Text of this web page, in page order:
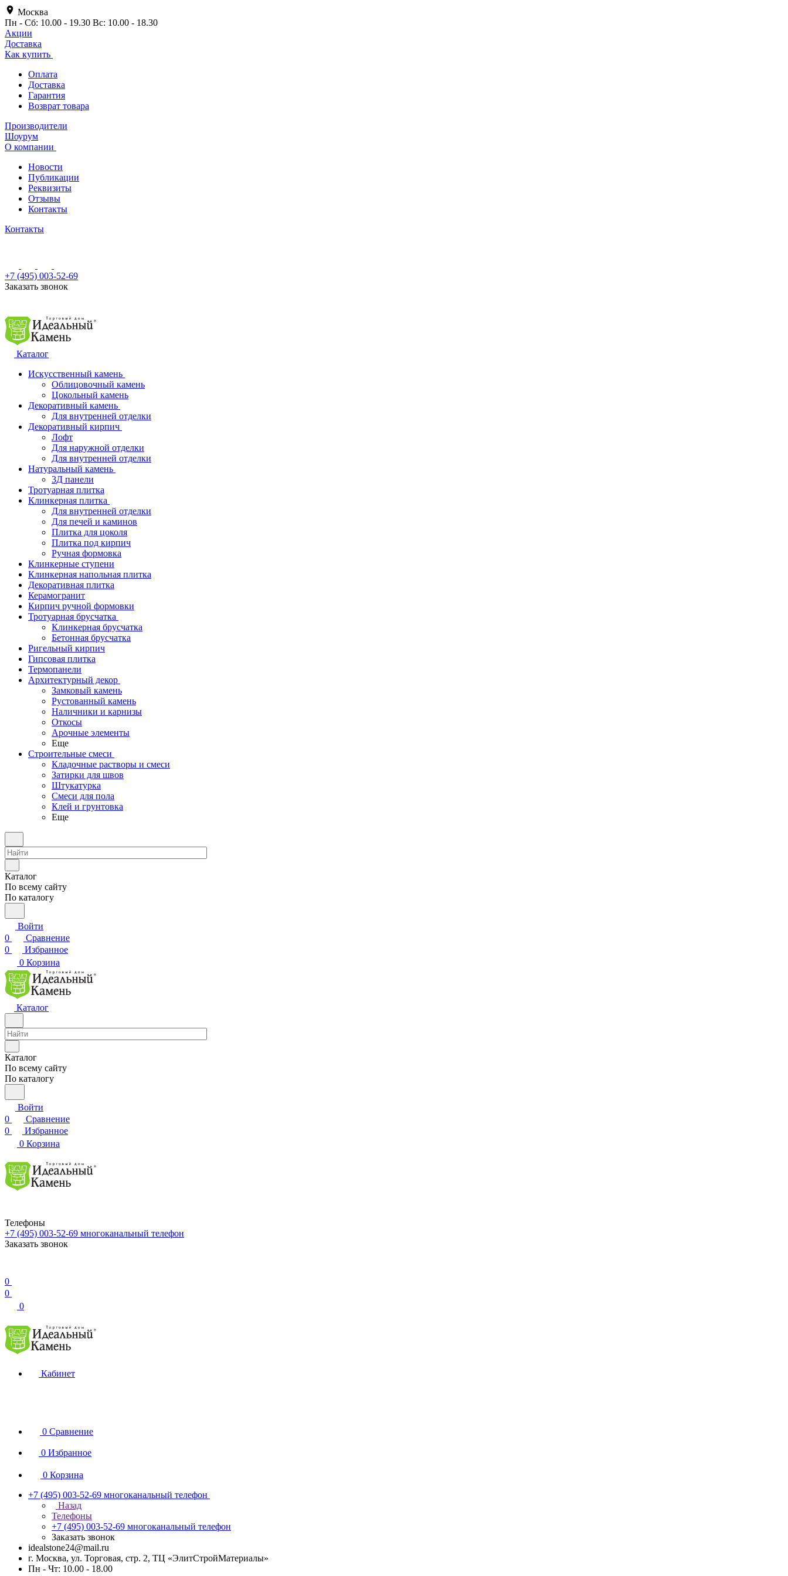
Москва
Пн - Сб: 10.00 - 19.30 Вс: 10.00 - 18.30
Акции
Доставка
Как купить
Оплата
Доставка
Гарантия
Возврат товара
Производители
Шоурум
О компании
Новости
Публикации
Реквизиты
Отзывы
Контакты
Контакты
+7 (495) 003-52-69
Заказать звонок
Каталог
Искусственный камень
Облицовочный камень
Цокольный камень
Декоративный камень
Для внутренней отделки
Декоративный кирпич
Лофт
Для наружной отделки
Для внутренней отделки
Натуральный камень
3Д панели
Тротуарная плитка
Клинкерная плитка
Для внутренней отделки
Для печей и каминов
Плитка для цоколя
Плитка под кирпич
Ручная формовка
Клинкерные ступени
Клинкерная напольная плитка
Декоративная плитка
Керамогранит
Кирпич ручной формовки
Тротуарная брусчатка
Клинкерная брусчатка
Бетонная брусчатка
Ригельный кирпич
Гипсовая плитка
Термопанели
Архитектурный декор
Замковый камень
Рустованный камень
Наличники и карнизы
Откосы
Арочные элементы
Еще
Строительные смеси
Кладочные растворы и смеси
Затирки для швов
Штукатурка
Смеси для пола
Клей и грунтовка
Еще
Каталог
По всему сайту
По каталогу
Войти
0
Сравнение
0
Избранное
0 Корзина
Каталог
Каталог
По всему сайту
По каталогу
Войти
0
Сравнение
0
Избранное
0 Корзина
Телефоны
+7 (495) 003-52-69 многоканальный телефон
Заказать звонок
0
0
0
Кабинет
0 Сравнение
0 Избранное
0 Корзина
+7 (495) 003-52-69 многоканальный телефон
Назад
Телефоны
+7 (495) 003-52-69 многоканальный телефон
Заказать звонок
idealstone24@mail.ru
г. Москва, ул. Торговая, стр. 2, ТЦ «ЭлитСтройМатериалы»
Пн - Чт: 10.00 - 18.00